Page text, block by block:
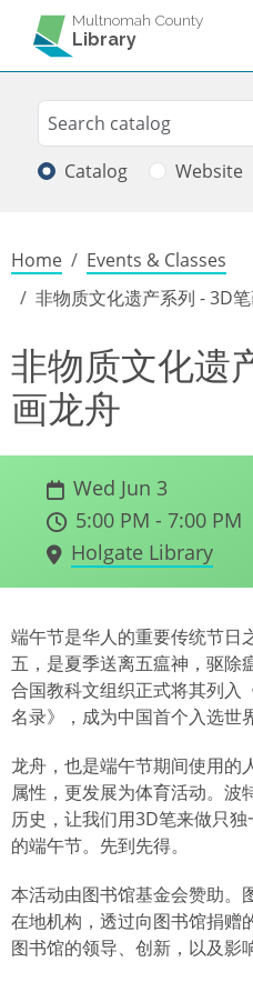
Skip to main content
Multnomah County
Library
Search
Search
Catalog Website
Breadcrumb
Home
Events & Classes
非物质文化遗产系列 - 3D
非物质文化遗
画龙舟
Wed Jun 3
5:00 PM - 7:00 PM
Holgate Library
端午节是华人的重要传统节日
五，是夏季送离五瘟神，驱除
合国教科文组织正式将其列入
名录》，成为中国首个入选世
龙舟，也是端午节期间使用的
属性，更发展为体育活动。波
历史，让我们用3D笔来做只
的端午节。先到先得。
本活动由图书馆基金会赞助。
在地机构，透过向图书馆捐赠
图书馆的领导、创新，以及影